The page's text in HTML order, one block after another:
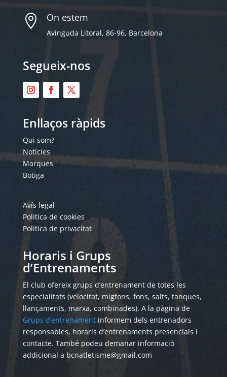
 On estem
Avinguda Litoral, 86-96, Barcelona
Segueix-nos
Enllaços ràpids
Qui som?
Notícies
Marques
Botiga
Avís legal
Política de cookies
Política de privacitat
Horaris i Grups
d’Entrenaments
El club ofereix grups d’entrenament de totes les
especialitats (velocitat, migfons, fons, salts, tanques,
llançaments, marxa, combinades). A la pàgina de
Grups d’entrenamentinformem dels entrenadors
responsables, horaris d’entrenaments presencials i
contacte. També podeu demanar informació
addicional a bcnatletisme@gmail.com